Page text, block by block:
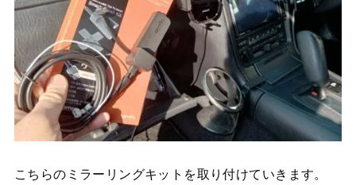
こちらのミラーリングキットを取り付けていきます。